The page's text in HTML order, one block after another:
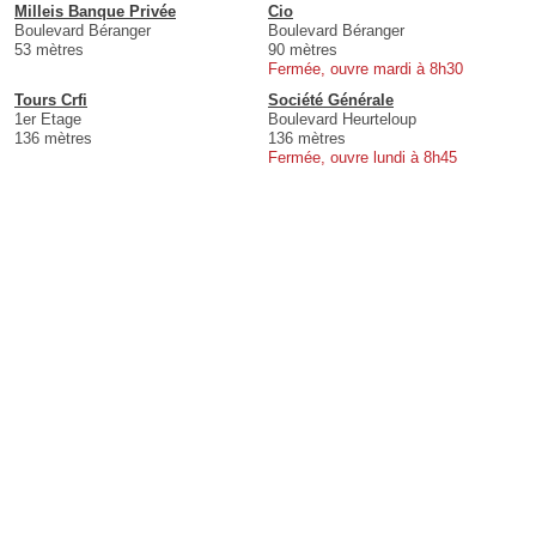
Milleis Banque Privée
Boulevard Béranger
53 mètres
Cio
Boulevard Béranger
90 mètres
Fermée, ouvre mardi à 8h30
Tours Crfi
1er Etage
136 mètres
Société Générale
Boulevard Heurteloup
136 mètres
Fermée, ouvre lundi à 8h45